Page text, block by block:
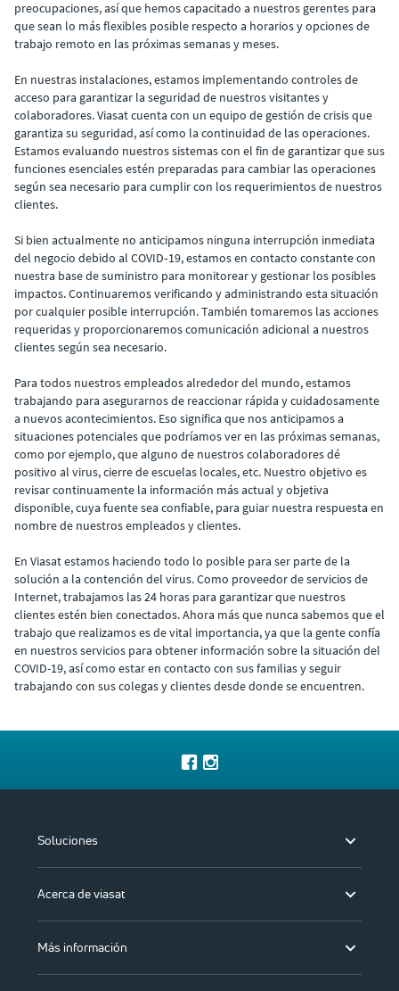
preocupaciones, así que hemos capacitado a nuestros gerentes para
que sean lo más flexibles posible respecto a horarios y opciones de
trabajo remoto en las próximas semanas y meses.
En nuestras instalaciones, estamos implementando controles de
acceso para garantizar la seguridad de nuestros visitantes y
colaboradores. Viasat cuenta con un equipo de gestión de crisis que
garantiza su seguridad, así como la continuidad de las operaciones.
Estamos evaluando nuestros sistemas con el fin de garantizar que sus
funciones esenciales estén preparadas para cambiar las operaciones
según sea necesario para cumplir con los requerimientos de nuestros
clientes.
Si bien actualmente no anticipamos ninguna interrupción inmediata
del negocio debido al COVID‐19, estamos en contacto constante con
nuestra base de suministro para monitorear y gestionar los posibles
impactos. Continuaremos verificando y administrando esta situación
por cualquier posible interrupción. También tomaremos las acciones
requeridas y proporcionaremos comunicación adicional a nuestros
clientes según sea necesario.
Para todos nuestros empleados alrededor del mundo, estamos
trabajando para asegurarnos de reaccionar rápida y cuidadosamente
a nuevos acontecimientos. Eso significa que nos anticipamos a
situaciones potenciales que podríamos ver en las próximas semanas,
como por ejemplo, que alguno de nuestros colaboradores dé
positivo al virus, cierre de escuelas locales, etc. Nuestro objetivo es
revisar continuamente la información más actual y objetiva
disponible, cuya fuente sea confiable, para guiar nuestra respuesta en
nombre de nuestros empleados y clientes.
En Viasat estamos haciendo todo lo posible para ser parte de la
solución a la contención del virus. Como proveedor de servicios de
Internet, trabajamos las 24 horas para garantizar que nuestros
clientes estén bien conectados. Ahora más que nunca sabemos que el
trabajo que realizamos es de vital importancia, ya que la gente confía
en nuestros servicios para obtener información sobre la situación del
COVID-19, así como estar en contacto con sus familias y seguir
trabajando con sus colegas y clientes desde donde se encuentren.
Soluciones
Acerca de viasat
Más información